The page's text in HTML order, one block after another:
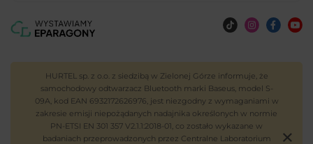
HURTEL sp. z o.o. z siedzibą w Zielonej Górze informuje, że
samochodowy odtwarzacz Bluetooth marki Baseus, model S-
09A, kod EAN 6932172626976, jest niezgodny z wymaganiami w
zakresie emisji niepożądanych nadajnika określonych w normie
PN-ETSI EN 301 357 V2.1.1:2018-01, co zostało wykazane w
badaniach przeprowadzonych przez Centralne Laboratorium